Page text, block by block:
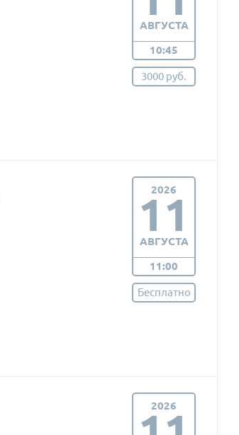
АВГУСТА
10:45
3000 руб.
2026
11
АВГУСТА
11:00
Бесплатно
2026